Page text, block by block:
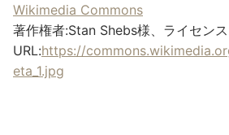
Wikimedia Commons
著作権者:Stan Shebs様、ライセン
URL:https://
eta_1.jpg